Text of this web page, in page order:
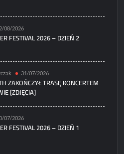
08/2026
FESTIVAL 2026 – DZIEŃ 2
31/07/2026
ZAKOŃCZYŁ TRASĘ KONCERTEM
[ZDJĘCIA]
07/2026
FESTIVAL 2026 – DZIEŃ 1